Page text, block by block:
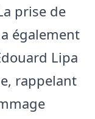
prise de
également
Lipa
rappelant